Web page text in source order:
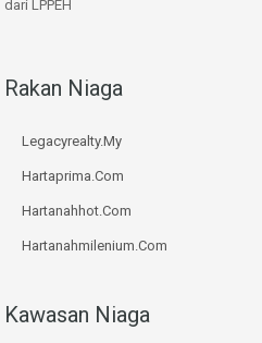
dari LPPEH
Rakan Niaga
Legacyrealty.My
Hartaprima.Com
Hartanahhot.Com
Hartanahmilenium.Com
Kawasan Niaga